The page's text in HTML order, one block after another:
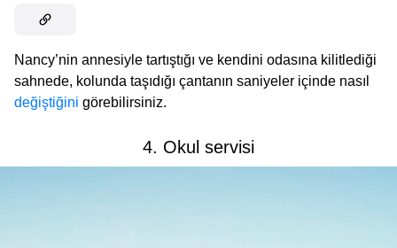
Nancy’nin annesiyle tartıştığı ve kendini odasına kilitlediği
sahnede, kolunda taşıdığı çantanın saniyeler içinde nasıl
değiştiğini görebilirsiniz.
4. Okul servisi